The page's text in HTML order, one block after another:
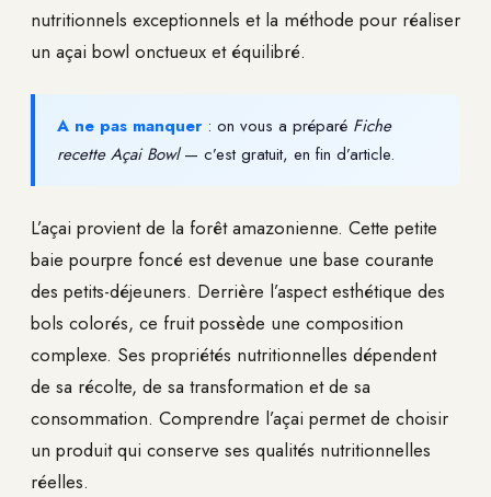
nutritionnels exceptionnels et la méthode pour réaliser
un açai bowl onctueux et équilibré.
A ne pas manquer: on vous a préparé Fiche
recette Açai Bowl— c’est gratuit, en fin d’article.
L’açai provient de la forêt amazonienne. Cette petite
baie pourpre foncé est devenue une base courante
des petits-déjeuners. Derrière l’aspect esthétique des
bols colorés, ce fruit possède une composition
complexe. Ses propriétés nutritionnelles dépendent
de sa récolte, de sa transformation et de sa
consommation. Comprendre l’açai permet de choisir
un produit qui conserve ses qualités nutritionnelles
réelles.